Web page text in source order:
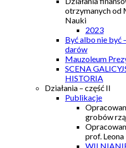
otrzymanych od
Nauki
2023
Być albo nie być
darów
Mauzoleum
SCENA
HISTORIA
Działania – część II
Publikacje
grobów
prof.